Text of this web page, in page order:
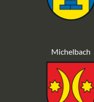
Michelbach